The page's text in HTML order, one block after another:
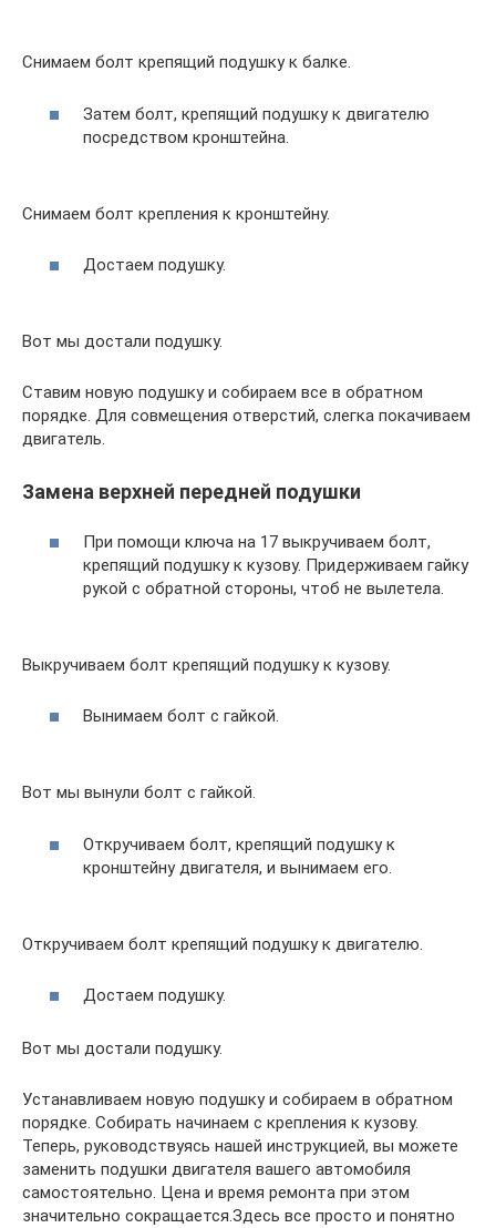
Снимаем болт крепящий подушку к балке.
Затем болт, крепящий подушку к двигателю
посредством кронштейна.
Снимаем болт крепления к кронштейну.
Достаем подушку.
Вот мы достали подушку.
Ставим новую подушку и собираем все в обратном
порядке. Для совмещения отверстий, слегка покачиваем
двигатель.
Замена верхней передней подушки
При помощи ключа на 17 выкручиваем болт,
крепящий подушку к кузову. Придерживаем гайку
рукой с обратной стороны, чтоб не вылетела.
Выкручиваем болт крепящий подушку к кузову.
Вынимаем болт с гайкой.
Вот мы вынули болт с гайкой.
Откручиваем болт, крепящий подушку к
кронштейну двигателя, и вынимаем его.
Откручиваем болт крепящий подушку к двигателю.
Достаем подушку.
Вот мы достали подушку.
Устанавливаем новую подушку и собираем в обратном
порядке. Собирать начинаем с крепления к кузову.
Теперь, руководствуясь нашей инструкцией, вы можете
заменить подушки двигателя вашего автомобиля
самостоятельно. Цена и время ремонта при этом
значительно сокращается.Здесь все просто и понятно